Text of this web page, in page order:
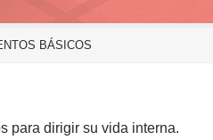
BÁSICOS
para dirigir su vida interna.